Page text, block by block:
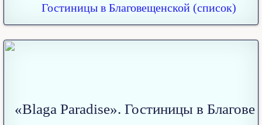
Гостиницы в Благовещенской (список)